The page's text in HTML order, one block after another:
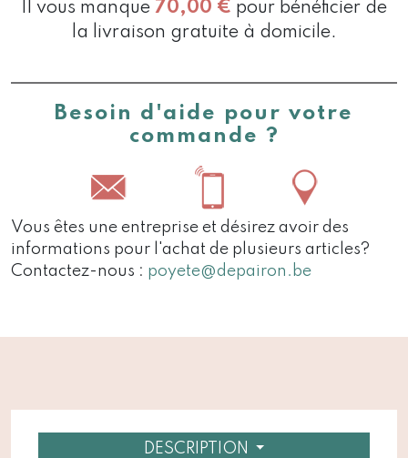
Il vous manque 70,00 € pour bénéficier de
la livraison gratuite à domicile.
Besoin d'aide pour votre
commande ?
Vous êtes une entreprise et désirez avoir des
informations pour l'achat de plusieurs articles?
Contactez-nous : poyete@depairon.be
DESCRIPTION